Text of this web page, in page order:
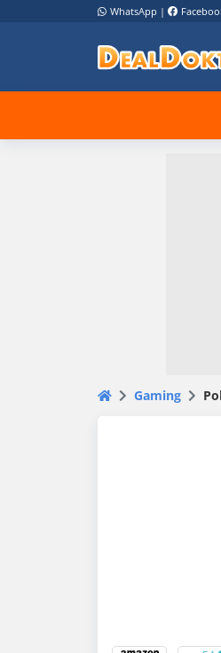
WhatsApp |
Gaming